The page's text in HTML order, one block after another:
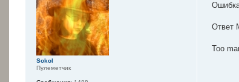
Ответ
Too
Sokol
Пулеметчик